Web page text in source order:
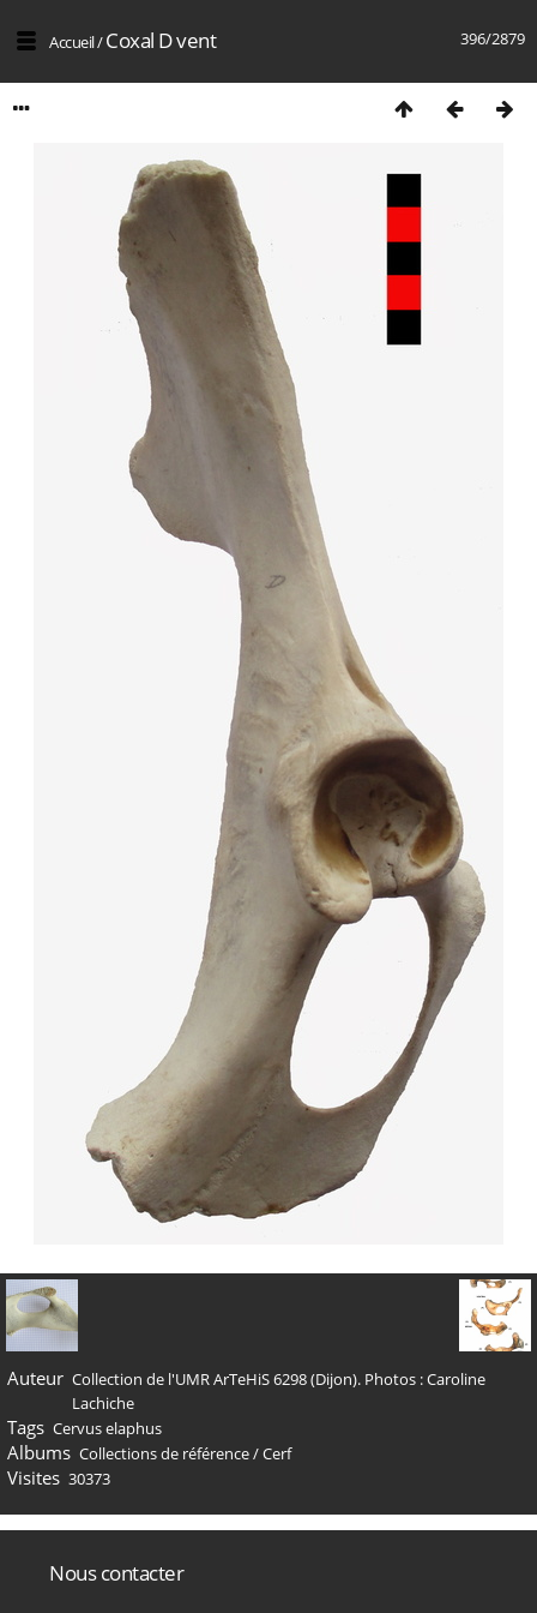
396/2879
Accueil/Coxal D vent
Auteur Collection de l'UMR ArTeHiS 6298 (Dijon). Photos : Caroline
Lachiche
Tags Cervus elaphus
Albums Collections de référence/Cerf
Visites 30373
Nous contacter